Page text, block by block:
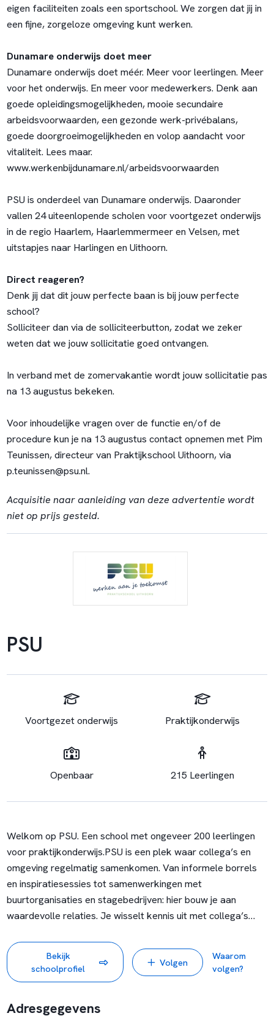
eigen faciliteiten zoals een sportschool. We zorgen dat jij in
een fijne, zorgeloze omgeving kunt werken.
Dunamare onderwijs doet meer
Dunamare onderwijs doet méér. Meer voor leerlingen. Meer
voor het onderwijs. En meer voor medewerkers. Denk aan
goede opleidingsmogelijkheden, mooie secundaire
arbeidsvoorwaarden, een gezonde werk-privébalans,
goede doorgroeimogelijkheden en volop aandacht voor
vitaliteit. Lees maar.
www.werkenbijdunamare.nl/arbeidsvoorwaarden
PSU is onderdeel van Dunamare onderwijs. Daaronder
vallen 24 uiteenlopende scholen voor voortgezet onderwijs
in de regio Haarlem, Haarlemmermeer en Velsen, met
uitstapjes naar Harlingen en Uithoorn.
Direct reageren?
Denk jij dat dit jouw perfecte baan is bij jouw perfecte
school?
Solliciteer dan via de solliciteerbutton, zodat we zeker
weten dat we jouw sollicitatie goed ontvangen.
In verband met de zomervakantie wordt jouw sollicitatie pas
na 13 augustus bekeken.
Voor inhoudelijke vragen over de functie en/of de
procedure kun je na 13 augustus contact opnemen met Pim
Teunissen, directeur van Praktijkschool Uithoorn, via
p.teunissen@psu.nl.
Acquisitie naar aanleiding van deze advertentie wordt
niet op prijs gesteld.
PSU
Voortgezet onderwijs Praktijkonderwijs
Openbaar 215 Leerlingen
Welkom op PSU. Een school met ongeveer 200 leerlingen
voor praktijkonderwijs.PSU is een plek waar collega’s en
omgeving regelmatig samenkomen. Van informele borrels
en inspiratiesessies tot samenwerkingen met
buurtorganisaties en stagebedrijven: hier bouw je aan
waardevolle relaties. Je wisselt kennis uit met collega’s
nieuwe energie en ideeën opdoet.Dankzij korte lijnen, een
betrokken team en een professioneel
ondersteuningsnetwerk, kun jij je volledig richten op je werk.
zoals een sportschool. We zorgen dat jij in een fijne,
Bekijk
schoolprofiel
Volgen
Waarom
volgen?
Adresgegevens